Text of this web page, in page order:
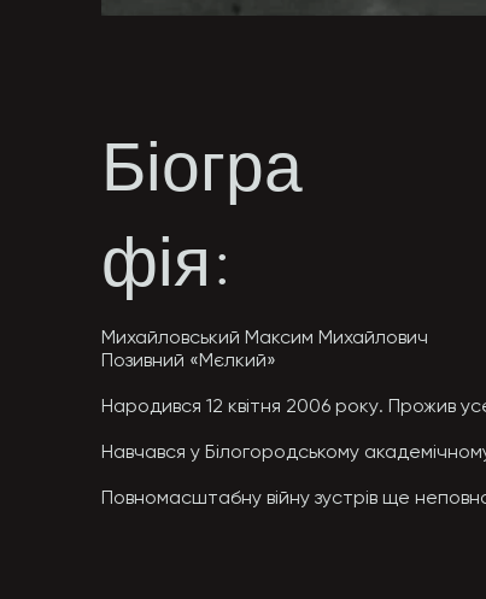
Біогра
фія:
Михайловський Максим Михайлович
Позивний «Мєлкий»
Народився 12 квітня 2006 року. Прожив
Навчався у Білогородському
Повномасштабну війну зустрів ще